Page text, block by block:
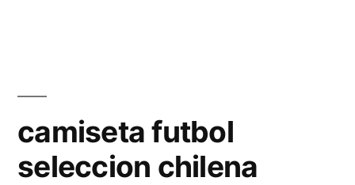
camiseta futbol
seleccion chilena